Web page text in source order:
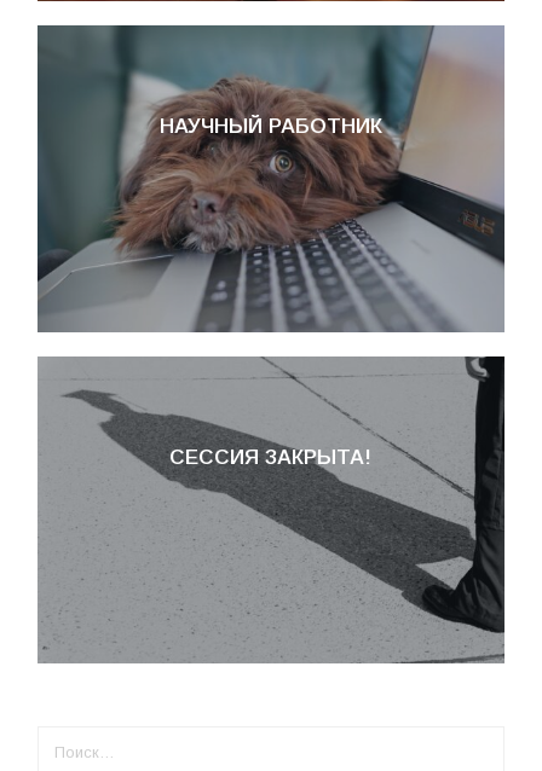
НАУЧНЫЙ РАБОТНИК
СЕССИЯ ЗАКРЫТА!